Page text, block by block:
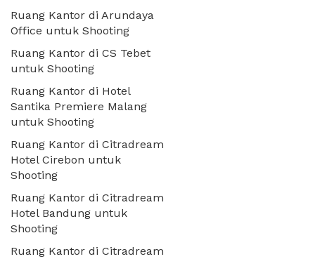
Ruang Kantor di Arundaya
Office untuk Shooting
Ruang Kantor di CS Tebet
untuk Shooting
Ruang Kantor di Hotel
Santika Premiere Malang
untuk Shooting
Ruang Kantor di Citradream
Hotel Cirebon untuk
Shooting
Ruang Kantor di Citradream
Hotel Bandung untuk
Shooting
Ruang Kantor di Citradream